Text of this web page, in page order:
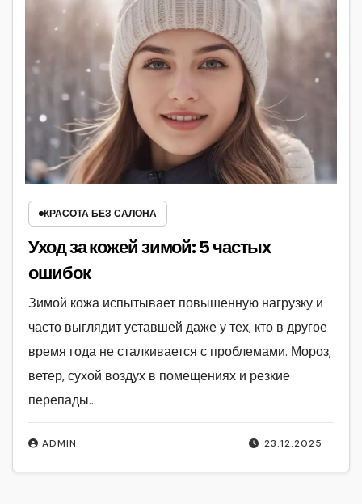
КРАСОТА БЕЗ САЛОНА
Уход за кожей зимой: 5 частых
ошибок
23.12.2025
ADMIN
Зимой кожа испытывает повышенную нагрузку и
часто выглядит уставшей даже у тех, кто в другое
время года не сталкивается с проблемами. Мороз,
ветер, сухой воздух в помещениях и резкие
перепады…